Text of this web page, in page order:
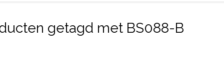
getagd met BS088-B